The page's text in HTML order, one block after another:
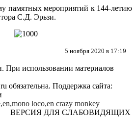
памятных мероприятий к 144-летию
С.Д. Эрьзи.
5 ноября 2020 в 17:19
использовании материалов
обязательна. Поддержка сайта:
loco,en crazy monkey
ВЕРСИЯ ДЛЯ СЛАБОВИДЯЩИХ